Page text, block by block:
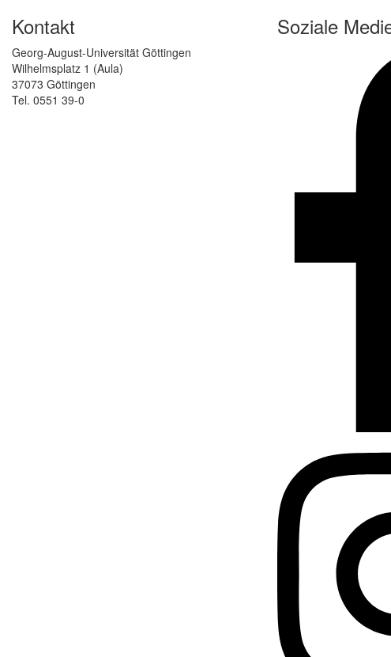
Kontakt
Georg-August-Universität Göttingen
Wilhelmsplatz 1 (Aula)
37073 Göttingen
Tel. 0551 39-0
Soziale